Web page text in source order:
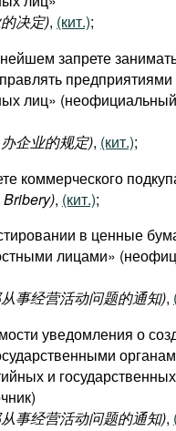
决定), (кит.);
запрете
предприятиями
лиц» (неофициальный
企业的规定), (кит.);
коммерческого
, (кит.);
в ценные
лицами»
事经营活动问题的通知),
уведомления о
и государственных
事经营活动问题的通知),